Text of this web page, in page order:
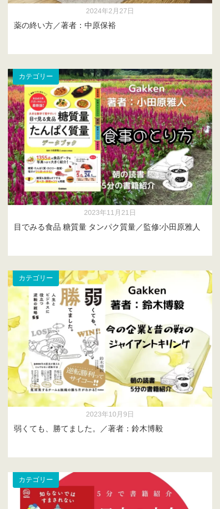
2024年2月27日
薬の終い方／著者：中原保裕
カテゴリー
2023年11月21日
目でみる食品 糖質量 タンパク質量／監修:小田原雅人
カテゴリー
2023年10月9日
弱くても、勝てました。／著者：鈴木博毅
カテゴリー